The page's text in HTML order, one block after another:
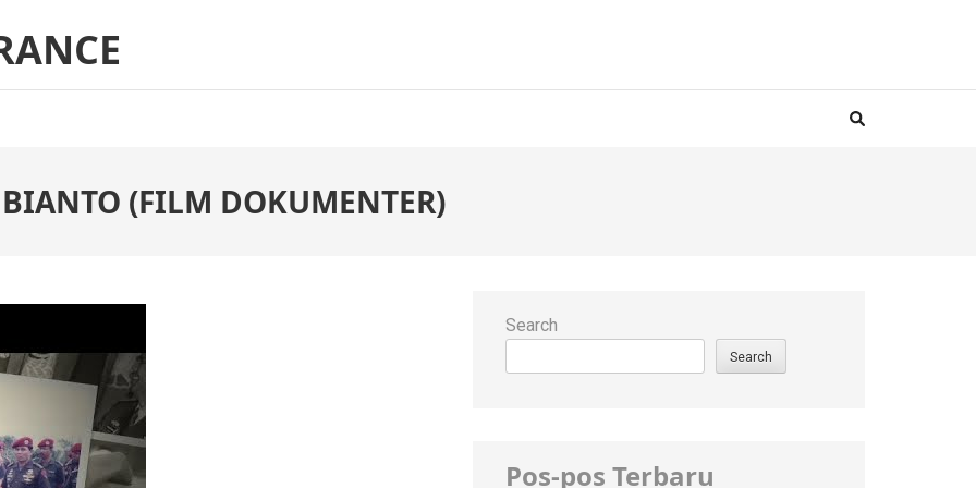
(FILM DOKUMENTER)
Search
Search
Pos-pos Terbaru